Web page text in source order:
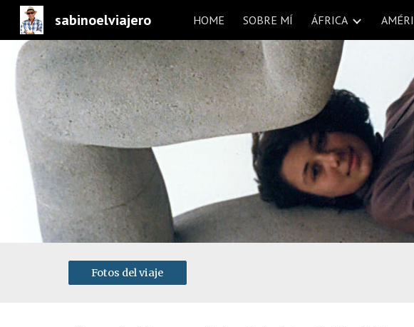
Skip to main content
sabinoelviajero HOME SOBRE MÍ ÁFRICA
Fotos del viaje